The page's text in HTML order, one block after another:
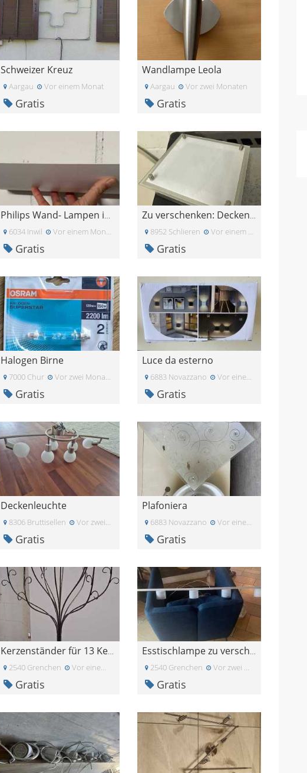
Schweizer Kreuz
Aargau Vor einem Monat
Gratis
Wandlampe Leola
Aargau Vor zwei Monaten
Gratis
Philips Wand- Lampen innen 5Stück gratis
6034 Inwil Vor einem Monat
Gratis
Zu verschenken: Decken- oder Wandleuchte (Glas/Met
8952 Schlieren Vor einem Monat
Gratis
Halogen Birne
7000 Chur Vor zwei Monaten
Gratis
Luce da esterno
6883 Novazzano Vor einem Monat
Gratis
Deckenleuchte
8306 Bruttisellen Vor zwei Monaten
Gratis
Plafoniera
6883 Novazzano Vor einem Monat
Gratis
Kerzenständer für 13 Kerzen
2540 Grenchen Vor einem Monat
Gratis
Esstischlampe zu verschenken
2540 Grenchen Vor zwei Monaten
Gratis